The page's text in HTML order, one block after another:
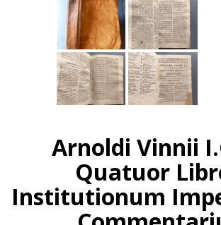
Arnoldi Vinnii
Quatuor
Institutionum